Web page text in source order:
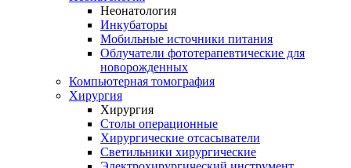
Неонатология
Инкубаторы
Мобильные источники питания
Облучатели фототерапевтические для
новорожденных
Компьютерная томография
Хирургия
Хирургия
Столы операционные
Хирургические отсасыватели
Светильники хирургические